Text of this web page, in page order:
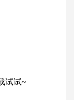
试试~